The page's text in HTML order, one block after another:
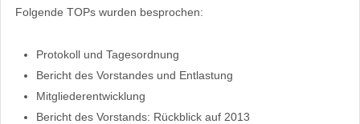
Folgende TOPs wurden besprochen:
Protokoll und Tagesordnung
Bericht des Vorstandes und Entlastung
Mitgliederentwicklung
Bericht des Vorstands: Rückblick auf 2013